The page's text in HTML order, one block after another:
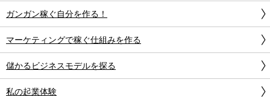
ガンガン稼ぐ自分を作る！
マーケティングで稼ぐ仕組みを作る
儲かるビジネスモデルを探る
私の起業体験